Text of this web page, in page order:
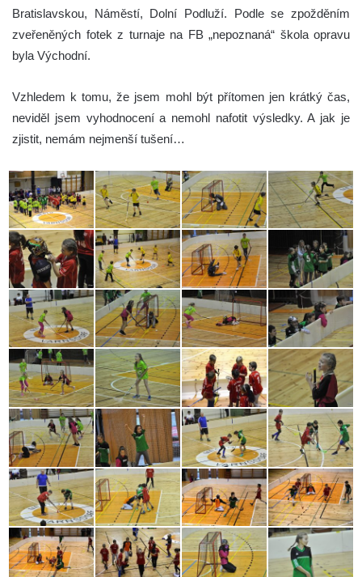
Bratislavskou, Náměstí, Dolní Podluží. Podle se zpožděním
zveřeněných fotek z turnaje na FB „nepoznaná“ škola opravu
byla Východní.
Vzhledem k tomu, že jsem mohl být přítomen jen krátký čas,
neviděl jsem vyhodnocení a nemohl nafotit výsledky. A jak je
zjistit, nemám nejmenší tušení…